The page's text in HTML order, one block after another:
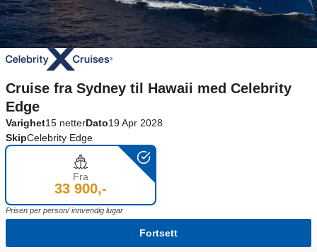
Cruise fra Sydney til Hawaii med Celebrity
Edge
Varighet15 netterDato19 Apr 2028
SkipCelebrity Edge
Fra
33 900,-
Prisen per person/ innvendig lugar
Fortsett